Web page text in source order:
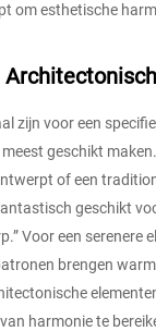
om esthetische
zijn voor een
geschikt
of een
geschikt
Voor een serenere
brengen
harmonie te